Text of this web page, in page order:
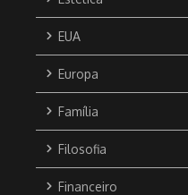
EUA
Europa
Família
Filosofia
Financeiro